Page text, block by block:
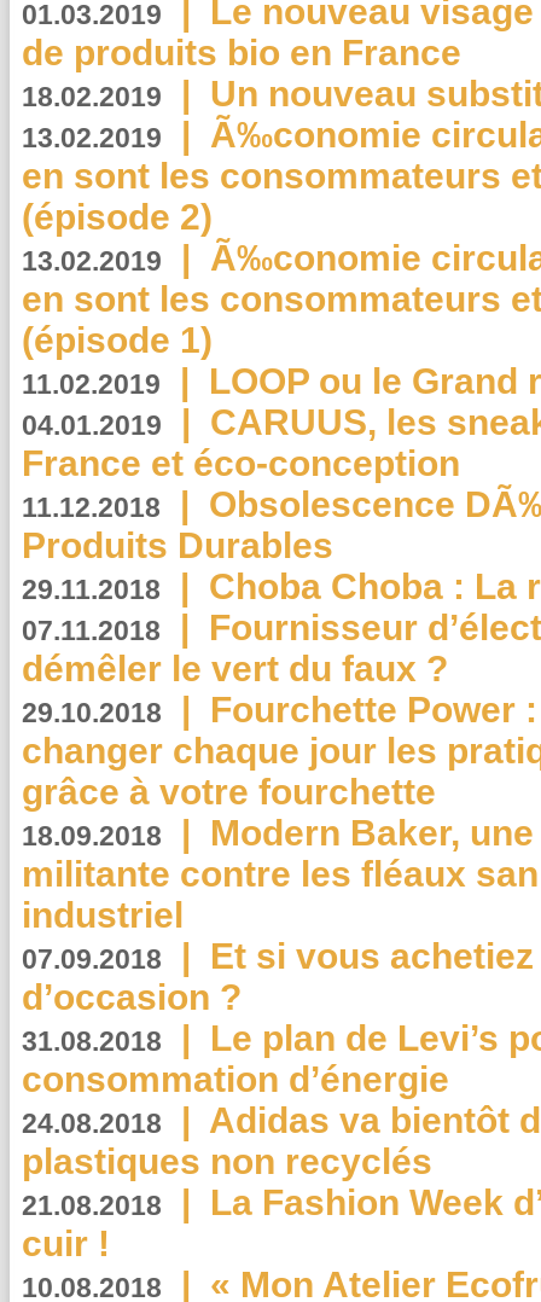
01.03.2019
Le nouveau
de produits bio en France
18.02.2019 | Un nouveau
13.02.2019 | Ã‰conomie
en sont les consommateurs
(épisode 2)
13.02.2019 | Ã‰conomie
en sont les consommateurs
(épisode 1)
11.02.2019 | LOOP ou le Grand
04.01.2019 | CARUUS, les
France et éco-conception
11.12.2018 | Obsolescence
Produits Durables
29.11.2018 | Choba Choba : La
07.11.2018 | Fournisseur
démêler le vert du faux ?
29.10.2018 | Fourchette Power
changer chaque jour les
grâce à votre fourchette
18.09.2018 | Modern Baker,
militante contre les fléaux
industriel
07.09.2018 | Et si vous
d’occasion ?
31.08.2018 | Le plan de Levi’s
consommation d’énergie
24.08.2018 | Adidas va bientôt
plastiques non recyclés
21.08.2018 | La Fashion Week
cuir !
10.08.2018 | « Mon Atelier